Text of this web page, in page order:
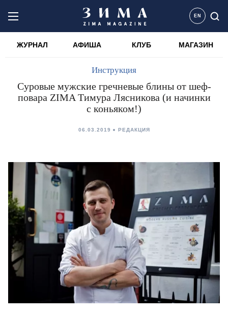
EN
ЖУРНАЛ АФИША КЛУБ МАГАЗИН
Инструкция
Суровые мужские гречневые блины от шеф-
повара ZIMA Тимура Лясникова (и начинки
с коньяком!)
06.03.2019 РЕДАКЦИЯ